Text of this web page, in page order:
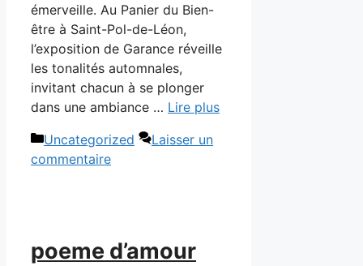
émerveille. Au Panier du Bien-
être à Saint-Pol-de-Léon,
l’exposition de Garance réveille
les tonalités automnales,
invitant chacun à se plonger
dans une ambiance … Lire plus
Catégories
Uncategorized
Laisser un
commentaire
poeme d’amour